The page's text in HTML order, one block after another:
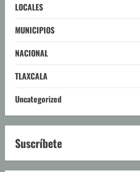
LOCALES
MUNICIPIOS
NACIONAL
TLAXCALA
Uncategorized
Suscríbete